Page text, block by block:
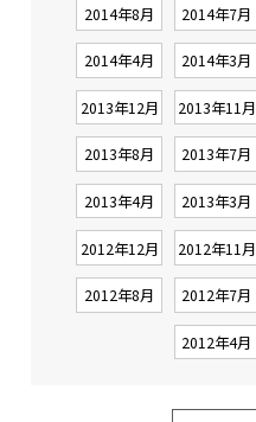
2014年8月 2014年7月
2014年4月 2014年3月
2013年12月 2013年11月
2013年8月 2013年7月
2013年4月 2013年3月
2012年12月 2012年11月
2012年8月 2012年7月
2012年4月